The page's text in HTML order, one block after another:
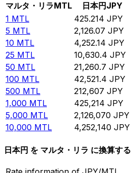
マルタ・リラMTL 日本円 JPY
1 MTL 425.214 JPY
5 MTL 2,126.07 JPY
10 MTL 4,252.14 JPY
25 MTL 10,630.4 JPY
50 MTL 21,260.7 JPY
100 MTL 42,521.4 JPY
500 MTL 212,607 JPY
1,000 MTL 425,214 JPY
5,000 MTL 2,126,070 JPY
10,000 MTL 4,252,140 JPY
日本円 を マルタ・リラ に換算する